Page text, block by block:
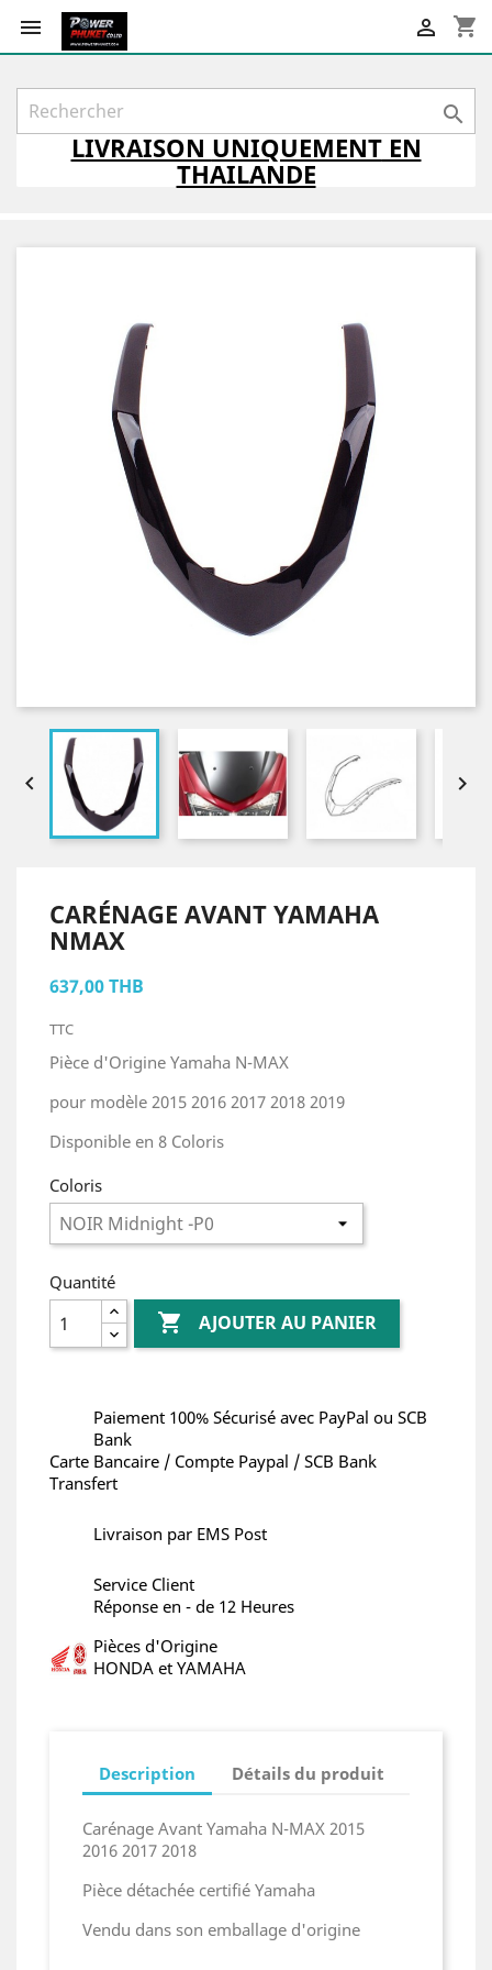
 shopping_cart


LIVRAISON UNIQUEMENTEN
THAILANDE
 
CARÉNAGE AVANT YAMAHA
NMAX
637,00 THB
TTC
Pièce d'Origine Yamaha N-MAX
pour modèle 2015 2016 2017 2018 2019
Disponible en 8 Coloris
Coloris
Quantité
 AJOUTER AU PANIER
Paiement 100% Sécurisé avec PayPal ou SCB
Bank
Carte Bancaire / Compte Paypal / SCB Bank
Transfert
Livraison par EMS Post
Service Client
Réponse en - de 12 Heures
Pièces d'Origine
HONDA et YAMAHA
Description Détails du produit
Carénage Avant Yamaha N-MAX 2015
2016 2017 2018
Pièce détachée certifié Yamaha
Vendu dans son emballage d'origine